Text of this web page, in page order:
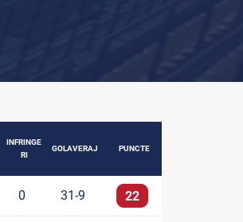
INFRINGE
RI
GOLAVERAJ PUNCTE
0 31-9 22